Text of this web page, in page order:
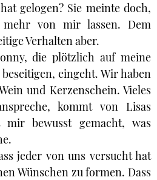
gelogen? Sie meinte doch,
von mir lassen. Dem
Verhalten aber.
die plötzlich auf meine
eingeht. Wir haben
und Kerzenschein. Vieles
kommt von Lisas
mir bewusst gemacht, was
jeder von uns versucht hat
Wünschen zu formen. Dass